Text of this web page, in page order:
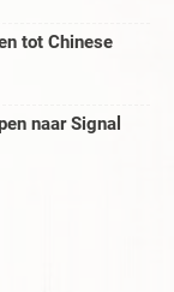
tot Chinese
naar Signal